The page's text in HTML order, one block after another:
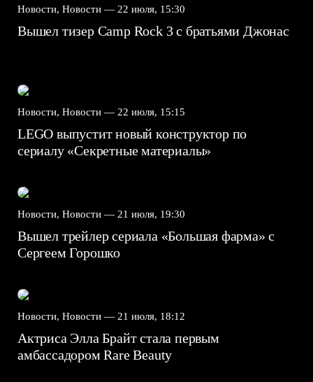
Новости, Новости — 22 июля, 15:30
Вышел тизер Camp Rock 3 с братьями Джонас
Новости, Новости — 22 июля, 15:15
LEGO выпустит новый конструктор по
сериалу «Секретные материалы»
Новости, Новости — 21 июля, 19:30
Вышел трейлер сериала «Большая фарма» с
Сергеем Горошко
Новости, Новости — 21 июля, 18:12
Актриса Элла Брайт стала первым
амбассадором Rare Beauty